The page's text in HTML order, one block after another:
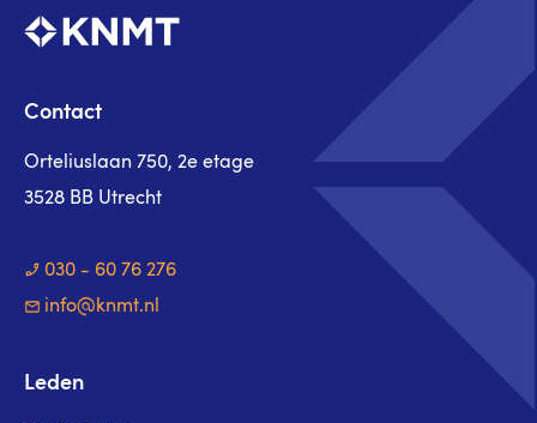
Contact
Orteliuslaan 750, 2e etage
3528 BB Utrecht
030 - 60 76 276
info@knmt.nl
Leden